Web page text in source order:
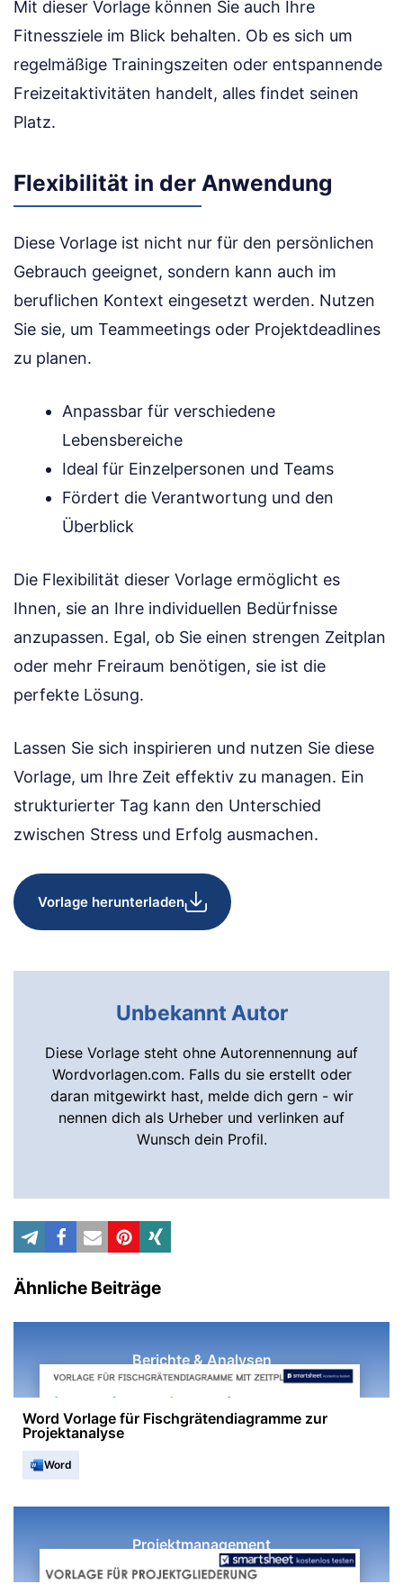
Mit dieser Vorlage können Sie auch Ihre
Fitnessziele im Blick behalten. Ob es sich um
regelmäßige Trainingszeiten oder entspannende
Freizeitaktivitäten handelt, alles findet seinen
Platz.
Flexibilität in der Anwendung
Diese Vorlage ist nicht nur für den persönlichen
Gebrauch geeignet, sondern kann auch im
beruflichen Kontext eingesetzt werden. Nutzen
Sie sie, um Teammeetings oder Projektdeadlines
zu planen.
Anpassbar für verschiedene
Lebensbereiche
Ideal für Einzelpersonen und Teams
Fördert die Verantwortung und den
Überblick
Die Flexibilität dieser Vorlage ermöglicht es
Ihnen, sie an Ihre individuellen Bedürfnisse
anzupassen. Egal, ob Sie einen strengen Zeitplan
oder mehr Freiraum benötigen, sie ist die
perfekte Lösung.
Lassen Sie sich inspirieren und nutzen Sie diese
Vorlage, um Ihre Zeit effektiv zu managen. Ein
strukturierter Tag kann den Unterschied
zwischen Stress und Erfolg ausmachen.
Vorlage herunterladen
Unbekannt Autor
Diese Vorlage steht ohne Autorennennung auf
Wordvorlagen.com. Falls du sie erstellt oder
daran mitgewirkt hast, melde dich gern - wir
nennen dich als Urheber und verlinken auf
Wunsch dein Profil.
Ähnliche Beiträge
Berichte & Analysen
Word Vorlage für Fischgrätendiagramme zur
Projektanalyse
Word
Projektmanagement